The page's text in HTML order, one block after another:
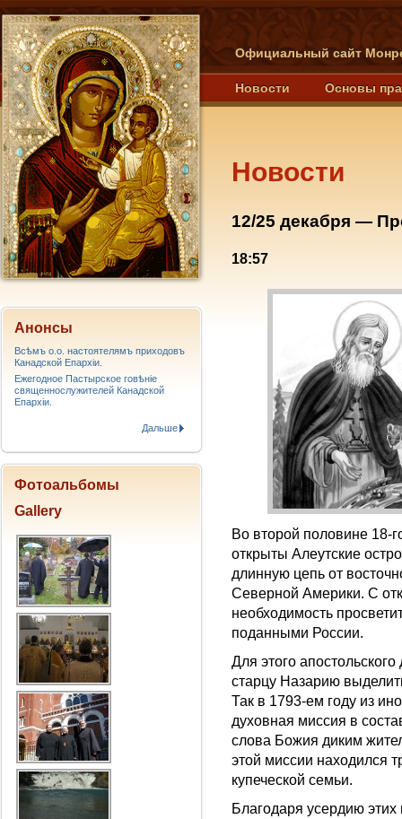
Официальный сайт
Новости Основы
Новости
12/25 декабря —
18:57
Во второй половине 18-
открыты Алеутские
длинную цепь от
Северной Америки. С
необходимость
поданными России.
Для этого
старцу Назарию
Так в 1793-ем году из
духовная миссия в
слова Божия диким
этой миссии находился
купеческой семьи.
Благодаря усердию
Анонсы
Всѣмъ о.о. настоятелямъ приходовъ
Канадской Епархiи.
Ежегодное Пастырское говѣніе
священнослужителей Канадской
Епархіи.
Дальше
Фотоальбомы
Gallery